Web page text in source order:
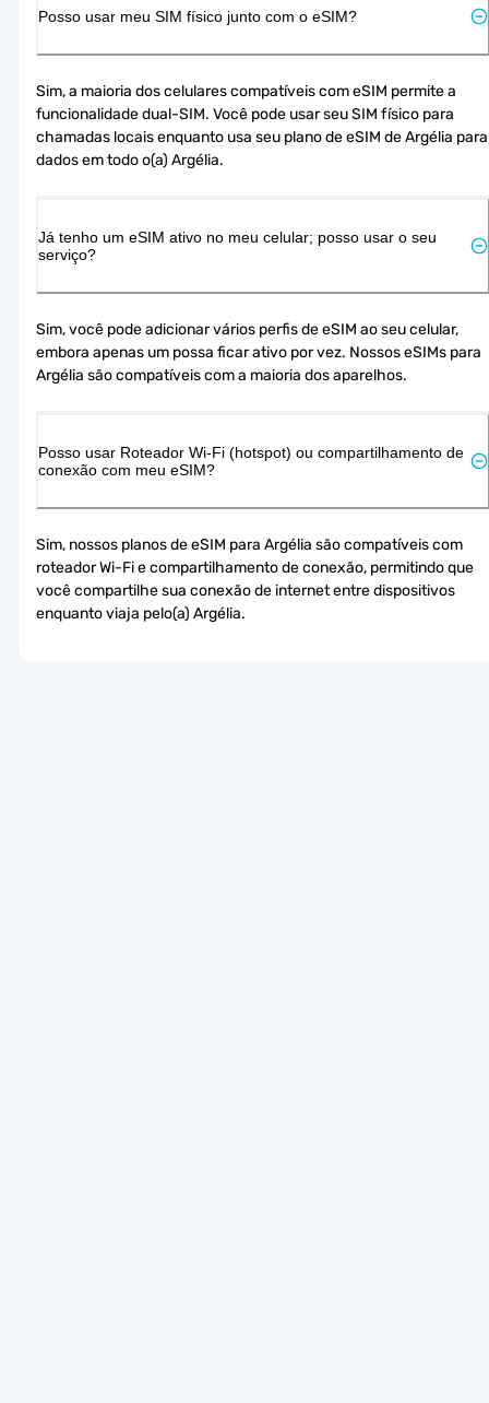
Posso usar meu SIM físico junto com o eSIM?
Sim, a maioria dos celulares compatíveis com eSIM permite a
funcionalidade dual-SIM. Você pode usar seu SIM físico para
chamadas locais enquanto usa seu plano de eSIM de Argélia para
dados em todo o(a) Argélia.
Já tenho um eSIM ativo no meu celular; posso usar o seu
serviço?
Sim, você pode adicionar vários perfis de eSIM ao seu celular,
embora apenas um possa ficar ativo por vez. Nossos eSIMs para
Argélia são compatíveis com a maioria dos aparelhos.
Posso usar Roteador Wi-Fi (hotspot) ou compartilhamento de
conexão com meu eSIM?
Sim, nossos planos de eSIM para Argélia são compatíveis com
roteador Wi-Fi e compartilhamento de conexão, permitindo que
você compartilhe sua conexão de internet entre dispositivos
enquanto viaja pelo(a) Argélia.